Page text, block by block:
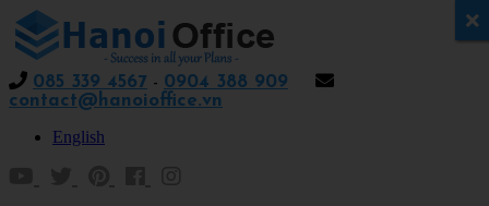
085 339 4567 - 0904 388 909
contact@hanoioffice.vn
English
x